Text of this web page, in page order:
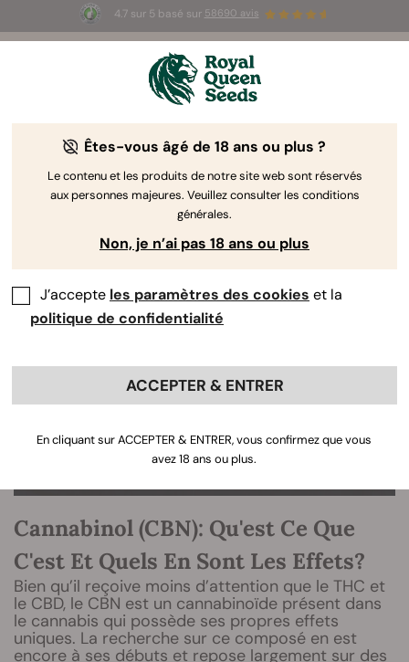
4.7 sur 5 basé sur 58690 avis
☀️ Summer Sales : jusqu'à -50 % sur
certains produits ! ⏤
The RQS Blog
Articles Cannabis Lifestyle
Cannabinol (CBN): Qu'est Ce Que
C'est Et Quels En Sont Les Effets?
Bien qu’il reçoive moins d’attention que le THC et
le CBD, le CBN est un cannabinoïde présent dans
le cannabis qui possède ses propres effets
uniques. La recherche sur ce composé en est
encore à ses débuts et repose largement sur des
Êtes-vous âgé de 18 ans ou plus ?
Le contenu et les produits de notre site web sont réservés
aux personnes majeures. Veuillez consulter les conditions
générales.
Non, je n’ai pas 18 ans ou plus
J’accepte les paramètres des cookies et la
politique de confidentialité
ACCEPTER & ENTRER
En cliquant sur ACCEPTER & ENTRER, vous confirmez que vous
avez 18 ans ou plus.